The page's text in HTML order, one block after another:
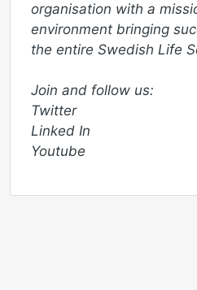
organisation with a
environment bringing
the entire Swedish Life
Join and follow us:
Twitter
Linked In
Youtube